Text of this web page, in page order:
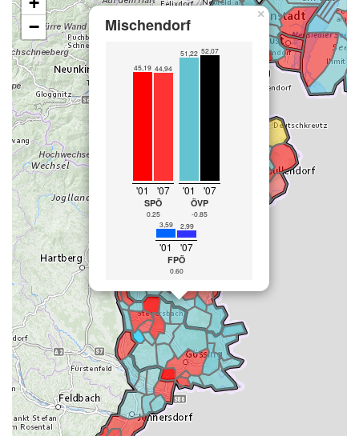
Mischendorf
45,19 44,94
'01 '07
SPÖ
0.25
51,22 52,07
'01 '07
ÖVP
-0.85
3,59
2,99
'01 '07
FPÖ
0.60
×
−